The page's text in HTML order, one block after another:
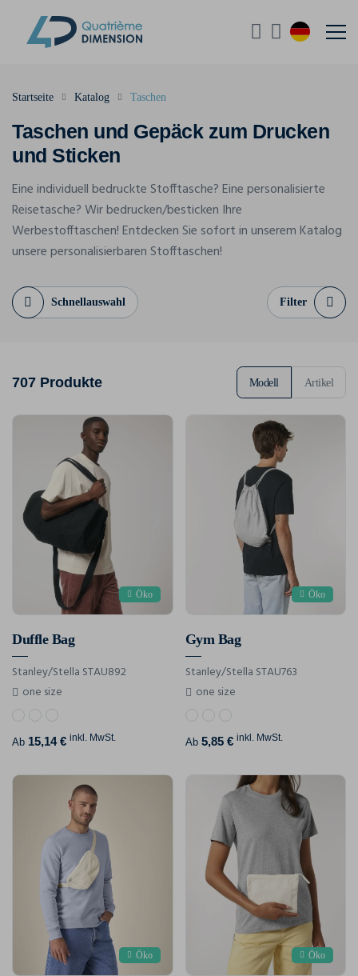
Taschen und Gepäck zum Drucken
und Sticken
Startseite Katalog Taschen
Eine individuell bedruckte Stofftasche? Eine personalisierte
Reisetasche? Wir bedrucken/besticken Ihre
Werbestofftaschen! Entdecken Sie sofort in unserem Katalog
unsere personalisierbaren Stofftaschen!
Schnellauswahl Filter
707 Produkte Modell Artikel
Öko
Duffle Bag
Stanley/Stella STAU892
one size
Ab 15,14 € inkl. MwSt.
Öko
Gym Bag
Stanley/Stella STAU763
one size
Ab 5,85 € inkl. MwSt.
Öko Öko